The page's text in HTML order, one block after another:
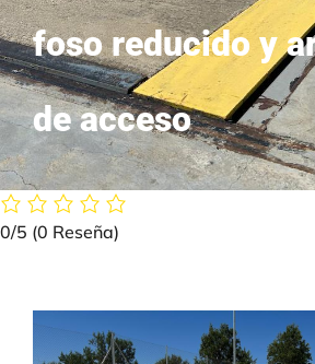
foso reducido y
de acceso
0/5 (0 Reseña)